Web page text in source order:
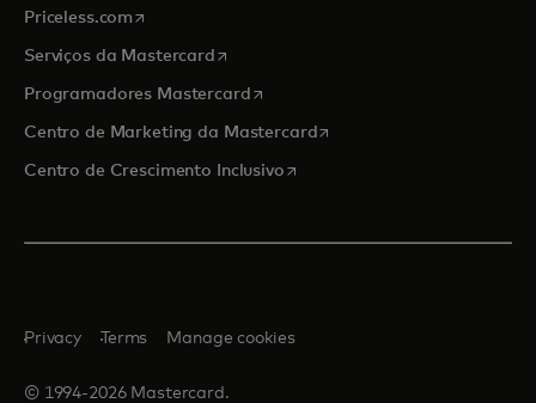
Priceless.com opens in a new tab
Serviços da Mastercardopens in a new tab
Programadores Mastercardopens in a new tab
Centro de Marketing da Mastercardopens in a new tab
Centro de Crescimento Inclusivoopens in a new tab
© 1994-2026 Mastercard.
Privacy Terms Manage cookies